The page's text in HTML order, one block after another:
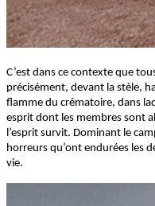
C’est dans ce contexte que
précisément, devant la stèle,
flamme du crématoire, dans
esprit dont les membres sont
l’esprit survit. Dominant le
horreurs qu’ont endurées les
vie.